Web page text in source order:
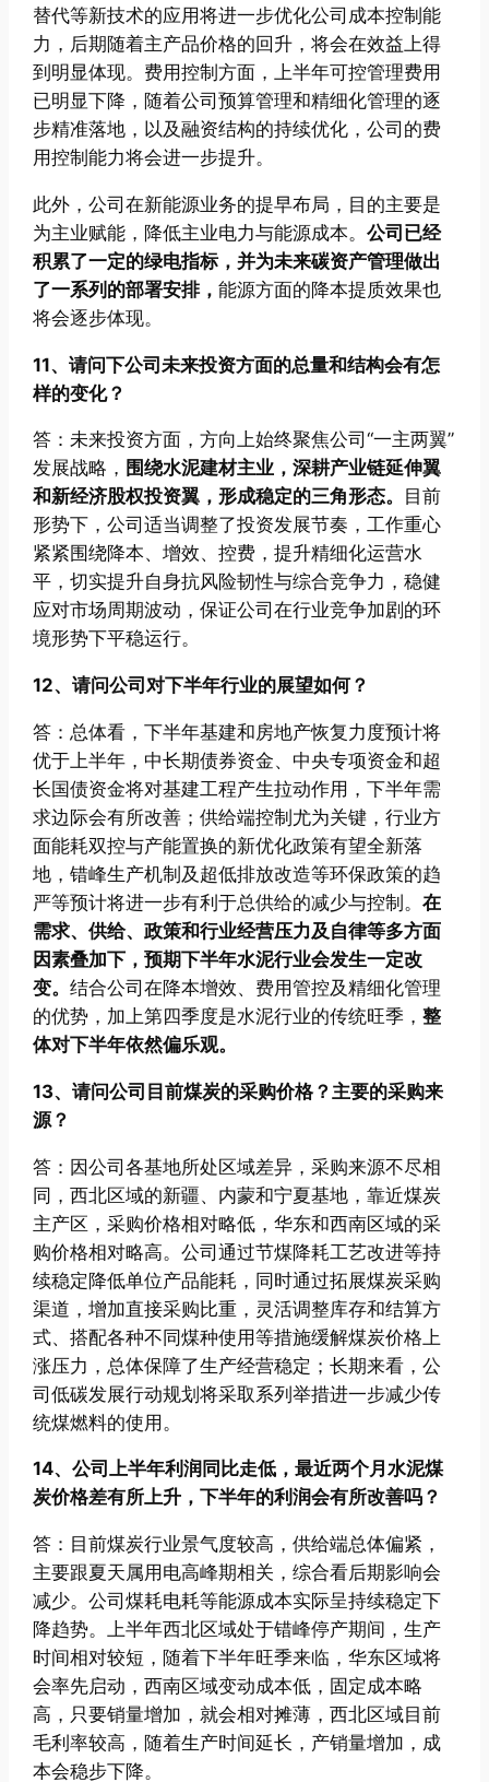
替代等新技术的应用将进一步优化公司成本控制能
力，后期随着主产品价格的回升，将会在效益上得
到明显体现。费用控制方面，上半年可控管理费用
已明显下降，随着公司预算管理和精细化管理的逐
步精准落地，以及融资结构的持续优化，公司的费
用控制能力将会进一步提升。
此外，公司在新能源业务的提早布局，目的主要是
为主业赋能，降低主业电力与能源成本。公司已经
积累了一定的绿电指标，并为未来碳资产管理做出
了一系列的部署安排，能源方面的降本提质效果也
将会逐步体现。
11、请问下公司未来投资方面的总量和结构会有怎
样的变化？
答：未来投资方面，方向上始终聚焦公司“一主两翼”
发展战略， 围绕水泥建材主业，深耕产业链延伸翼
和新经济股权投资翼，形成稳定的三角形态。 目前
形势下，公司适当调整了投资发展节奏，工作重心
紧紧围绕降本、增效、控费，提升精细化运营水
平，切实提升自身抗风险韧性与综合竞争力，稳健
应对市场周期波动，保证公司在行业竞争加剧的环
境形势下平稳运行。
12、请问公司对下半年行业的展望如何？
答：总体看，下半年基建和房地产恢复力度预计将
优于上半年，中长期债券资金、中央专项资金和超
长国债资金将对基建工程产生拉动作用，下半年需
求边际会有所改善；供给端控制尤为关键，行业方
面能耗双控与产能置换的新优化政策有望全新落
地，错峰生产机制及超低排放改造等环保政策的趋
严等预计将进一步有利于总供给的减少与控制。在
需求、供给、政策和行业经营压力及自律等多方面
因素叠加下，预期下半年水泥行业会发生一定改
变。结合公司在降本增效、费用管控及精细化管理
的优势，加上第四季度是水泥行业的传统旺季，整
体对下半年依然偏乐观。
13、请问公司目前煤炭的采购价格？主要的采购来
源？
答：因公司各基地所处区域差异，采购来源不尽相
同，西北区域的新疆、内蒙和宁夏基地，靠近煤炭
主产区，采购价格相对略低，华东和西南区域的采
购价格相对略高。公司通过节煤降耗工艺改进等持
续稳定降低单位产品能耗，同时通过拓展煤炭采购
渠道，增加直接采购比重，灵活调整库存和结算方
式、搭配各种不同煤种使用等措施缓解煤炭价格上
涨压力，总体保障了生产经营稳定；长期来看，公
司低碳发展行动规划将采取系列举措进一步减少传
统煤燃料的使用。
14、公司上半年利润同比走低，最近两个月水泥煤
炭价格差有所上升，下半年的利润会有所改善吗？
答：目前煤炭行业景气度较高，供给端总体偏紧，
主要跟夏天属用电高峰期相关，综合看后期影响会
减少。公司煤耗电耗等能源成本实际呈持续稳定下
降趋势。上半年西北区域处于错峰停产期间，生产
时间相对较短，随着下半年旺季来临，华东区域将
会率先启动，西南区域变动成本低，固定成本略
高，只要销量增加，就会相对摊薄，西北区域目前
毛利率较高，随着生产时间延长，产销量增加，成
本会稳步下降。